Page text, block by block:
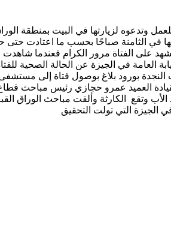
وتدعوه لزيارتها في البيت بمنطقة
في الثامنة صباحًا بحسب ما اعتادت
على الفتاة مرور الكرام فعندما
العامة في الجيزة عن الحالة الصحية
بورود بلاغ بوصول فتاة إلى
العميد عمرو حجازي رئيس مباحث قطاع
وتقع الكارثة وألقت مباحث الوراق
الجيزة التي تولت التحقيق